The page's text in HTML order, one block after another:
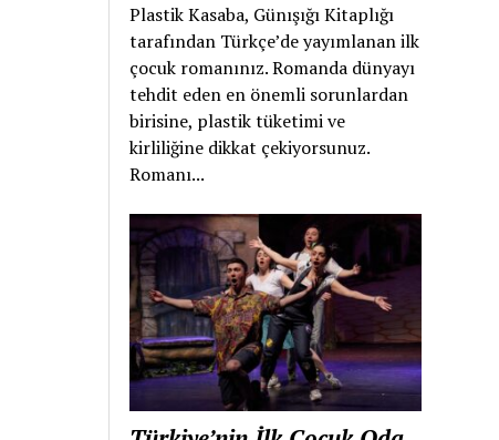
Plastik Kasaba, Günışığı Kitaplığı
tarafından Türkçe’de yayımlanan ilk
çocuk romanınız. Romanda dünyayı
tehdit eden en önemli sorunlardan
birisine, plastik tüketimi ve
kirliliğine dikkat çekiyorsunuz.
Romanı...